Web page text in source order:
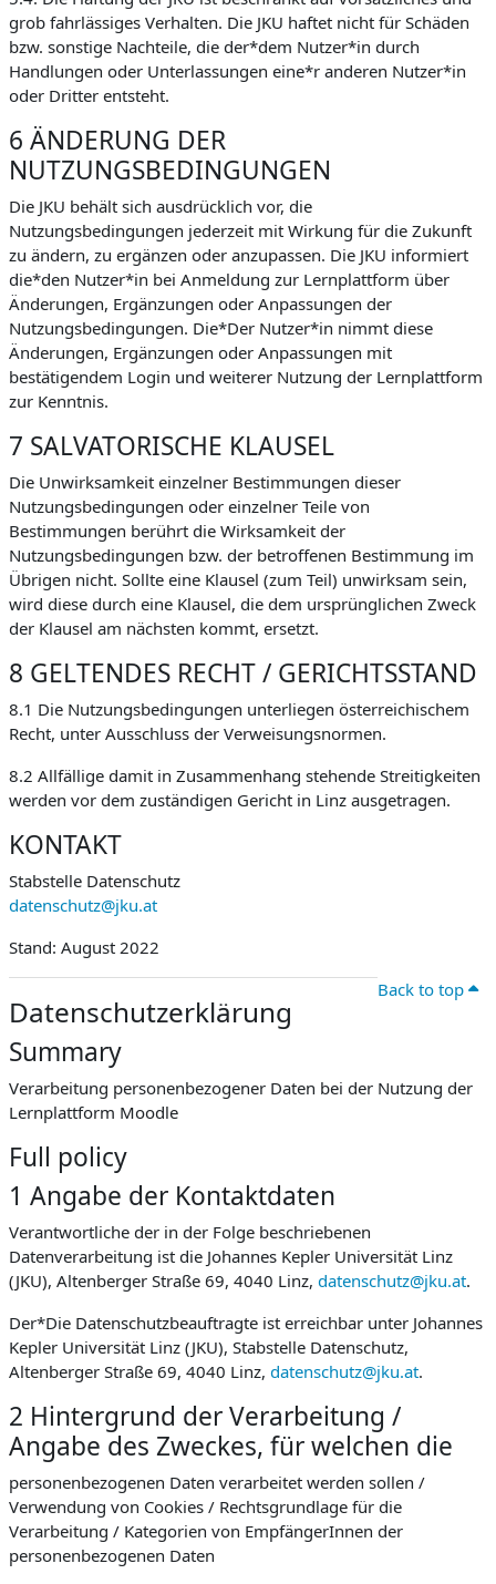
grob fahrlässiges Verhalten. Die JKU haftet nicht für Schäden
bzw. sonstige Nachteile, die der*dem Nutzer*in durch
Handlungen oder Unterlassungen eine*r anderen Nutzer*in
oder Dritter entsteht.
6 ÄNDERUNG DER
NUTZUNGSBEDINGUNGEN
Die JKU behält sich ausdrücklich vor, die
Nutzungsbedingungen jederzeit mit Wirkung für die Zukunft
zu ändern, zu ergänzen oder anzupassen. Die JKU informiert
die*den Nutzer*in bei Anmeldung zur Lernplattform über
Änderungen, Ergänzungen oder Anpassungen der
Nutzungsbedingungen. Die*Der Nutzer*in nimmt diese
Änderungen, Ergänzungen oder Anpassungen mit
bestätigendem Login und weiterer Nutzung der Lernplattform
zur Kenntnis.
7 SALVATORISCHE KLAUSEL
Die Unwirksamkeit einzelner Bestimmungen dieser
Nutzungsbedingungen oder einzelner Teile von
Bestimmungen berührt die Wirksamkeit der
Nutzungsbedingungen bzw. der betroffenen Bestimmung im
Übrigen nicht. Sollte eine Klausel (zum Teil) unwirksam sein,
wird diese durch eine Klausel, die dem ursprünglichen Zweck
der Klausel am nächsten kommt, ersetzt.
8 GELTENDES RECHT / GERICHTSSTAND
8.1 Die Nutzungsbedingungen unterliegen österreichischem
Recht, unter Ausschluss der Verweisungsnormen.
8.2 Allfällige damit in Zusammenhang stehende Streitigkeiten
werden vor dem zuständigen Gericht in Linz ausgetragen.
KONTAKT
Stabstelle Datenschutz
datenschutz@jku.at
Stand: August 2022
Back to top
Datenschutzerklärung
Summary
Verarbeitung personenbezogener Daten bei der Nutzung der
Lernplattform Moodle
Full policy
1 Angabe der Kontaktdaten
Verantwortliche der in der Folge beschriebenen
Datenverarbeitung ist die Johannes Kepler Universität Linz
(JKU), Altenberger Straße 69, 4040 Linz, datenschutz@jku.at.
Der*Die Datenschutzbeauftragte ist erreichbar unter Johannes
Kepler Universität Linz (JKU), Stabstelle Datenschutz,
Altenberger Straße 69, 4040 Linz, datenschutz@jku.at.
2 Hintergrund der Verarbeitung /
Angabe des Zweckes, für welchen die
personenbezogenen Daten verarbeitet werden sollen /
Verwendung von Cookies / Rechtsgrundlage für die
Verarbeitung / Kategorien von EmpfängerInnen der
personenbezogenen Daten